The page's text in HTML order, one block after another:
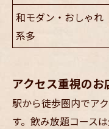
和モダン・おしゃれ
系多
アクセス重視の
駅から徒歩圏内でア
す。飲み放題コース